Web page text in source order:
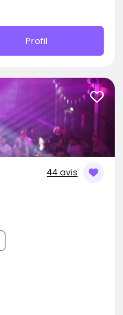
Profil
44 avis